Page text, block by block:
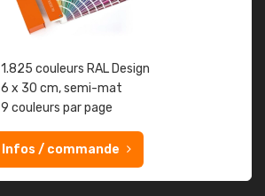
1.825 couleurs RAL Design
6 x 30 cm, semi-mat
9 couleurs par page
Infos / commande